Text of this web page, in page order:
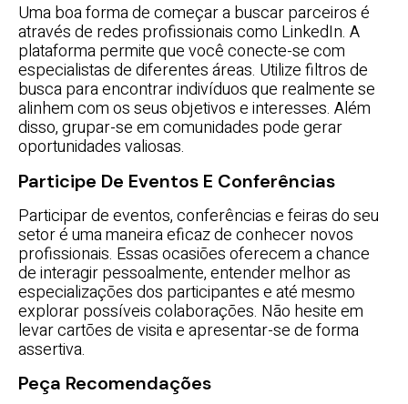
Uma boa forma de começar a buscar parceiros é
através de redes profissionais como LinkedIn. A
plataforma permite que você conecte-se com
especialistas de diferentes áreas. Utilize filtros de
busca para encontrar indivíduos que realmente se
alinhem com os seus objetivos e interesses. Além
disso, grupar-se em comunidades pode gerar
oportunidades valiosas.
Participe De Eventos E Conferências
Participar de eventos, conferências e feiras do seu
setor é uma maneira eficaz de conhecer novos
profissionais. Essas ocasiões oferecem a chance
de interagir pessoalmente, entender melhor as
especializações dos participantes e até mesmo
explorar possíveis colaborações. Não hesite em
levar cartões de visita e apresentar-se de forma
assertiva.
Peça Recomendações